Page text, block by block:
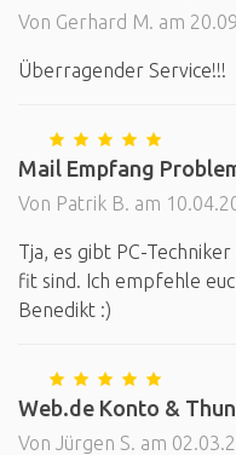
Von Gerhard M. am
Überragender Service!!!
Mail Empfang
Von Patrik B. am
Tja, es gibt PC-
fit sind. Ich empfehle
Benedikt :)
Web.de Konto &
Von Jürgen S. am